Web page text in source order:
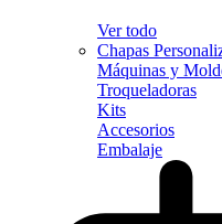
Ver todo
Chapas
Máquinas y
Troqueladoras
Kits
Accesorios
Embalaje